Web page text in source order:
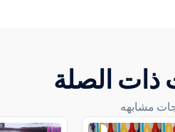
ذات الصلة
مشابهه